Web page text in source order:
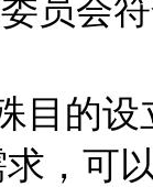
委员会
目的
，可